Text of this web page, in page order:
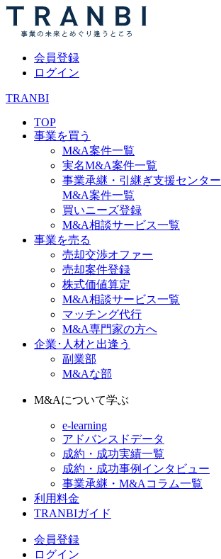
会員登録
ログイン
TRANBI
TOP
事業を買う
M&A案件一覧
実名M&A案件一覧
事業承継・引継ぎ支援センター
M&A案件一覧
買いニーズ登録
M&A相談サービス一覧
事業を売る
売却交渉オファー
売却案件登録
株式価値算定
M&A相談サービス一覧
マッチング代行
M&A専門家の方へ
企業･人材と出逢う
副業部
M&Aな部
M&Aについて学ぶ
e-learning
アドバンスドデータ
成約・成功実績一覧
成約・成功事例インタビュー
事業承継・M&Aコラム一覧
利用料金
TRANBIガイド
会員登録
ログイン